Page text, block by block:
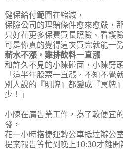
健保給付範圍在縮減，
保險公司的理賠條件愈來愈嚴，
只好花更多保費買長照險、看護險
可是你真的覺得這次買完就能一
薪水不漲，雞排飲料一直漲
和許久不見的小陳碰面，小陳劈頭
「這半年股票一直漲，不知不覺
別人說的『明牌』都變成『冥牌
少！」
小陳在廣告業工作，為了較便宜
發，
花一小時搭捷運轉公車抵達辦公
提案報告等忙到晚上10:30才離開